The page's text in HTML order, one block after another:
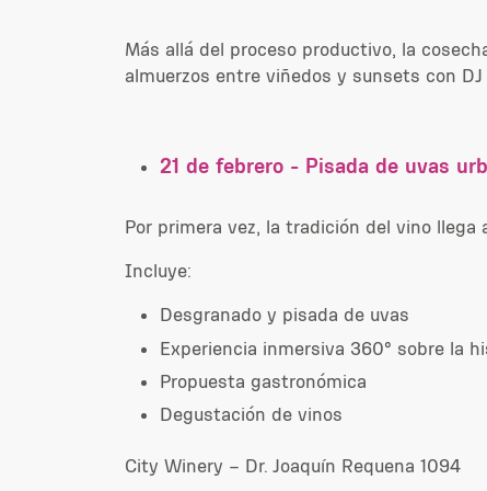
Más allá del proceso productivo, la
almuerzos entre viñedos y sunsets con
21 de febrero - Pisada de uvas
Por primera vez, la tradición del vino llega
Incluye:
Desgranado y pisada de uvas
Experiencia inmersiva 360° sobre la
Propuesta gastronómica
Degustación de vinos
City Winery – Dr. Joaquín Requena 1094